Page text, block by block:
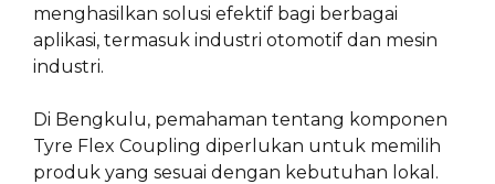
menghasilkan solusi efektif bagi berbagai
aplikasi, termasuk industri otomotif dan mesin
industri.
Di Bengkulu, pemahaman tentang komponen
Tyre Flex Coupling diperlukan untuk memilih
produk yang sesuai dengan kebutuhan lokal.